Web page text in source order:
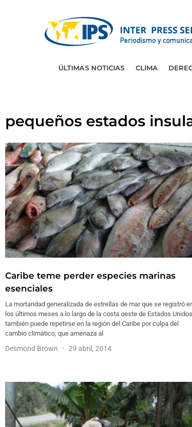
ÚLTIMAS NOTICIAS CLIMA
pequeños estados
Caribe teme perder especies marinas
esenciales
La mortandad generalizada de estrellas de mar que se registró
los últimos meses a lo largo de la costa oeste de Estados Unidos
también puede repetirse en la región del Caribe por culpa del
cambio climático, que amenaza al
Desmond Brown 29 abril, 2014